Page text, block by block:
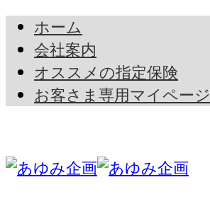
ホーム
会社案内
オススメの指定保険
お客さま専用マイページ